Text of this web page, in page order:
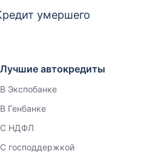
умершего
Лучшие автокредиты
В Экспобанке
В Генбанке
С НДФЛ
С господдержкой